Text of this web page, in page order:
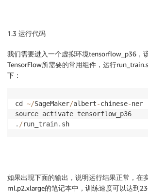
1.3 运行代码
我们需要进入一个虚拟环境tensorflow_p36，
TensorFlow所需要的常用组件，运行
下：
cd ~/SageMaker/albert-chinese-ner
. /run_train.
如果出现下面的输出，说明运行结果正常，在
ml.p2.xlarge的笔记本中，训练速度可以达到